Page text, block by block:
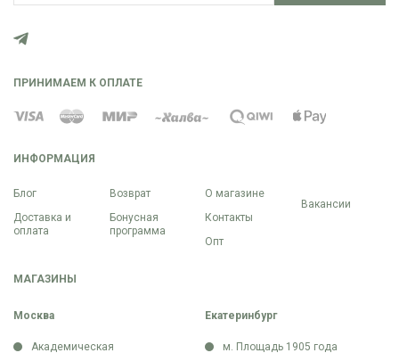
ИНФОРМАЦИЯ
Блог
Доставка и
оплата
Возврат
Бонусная
программа
О магазине
Контакты
Опт
Вакансии
МАГАЗИНЫ
Москва
Академическая
Екатеринбург
м. Площадь 1905 года
ПРИНИМАЕМ К ОПЛАТЕ